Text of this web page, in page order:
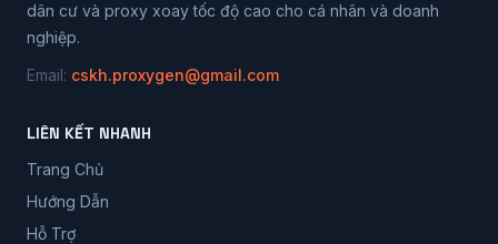
dân cư và proxy xoay tốc độ cao cho cá nhân và doanh
nghiệp.
Email: cskh.proxygen@gmail.com
LIÊN KẾT NHANH
Trang Chủ
Hướng Dẫn
Hỗ Trợ